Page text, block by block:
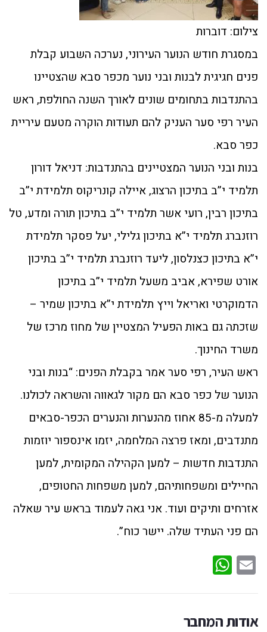
צילום: דוברות
במסגרת חודש הנוער העירוני, נערכה השבוע קבלת
פנים חגיגית לבנות ובני נוער מכפר סבא שהצטיינו
בהתנדבות בתחומים שונים לאורך השנה החולפת, ראש
העיר רפי סער העניק להם תעודות הוקרה מטעם עיריית
כפר סבא.
בנות ובני הנוער המצטיינים בהתנדבות: דניאל דורון
תלמיד י”ב בתיכון הרצוג, איילה קונריקוס תלמידת י”ב
בתיכון רבין, רועי אשר תלמיד י”ב בתיכון תורה ומדע, טל
רוזנברג תלמיד י”א בתיכון גלילי, יעל פסקר תלמידת
י”א בתיכון כצנלסון, ליעד רוזנברג תלמיד י”ב בתיכון
אורט שפירא, אביב משעל תלמיד י”ב בתיכון
הדמוקרטי ואריאל וייץ תלמידת י”א בתיכון שמיר –
שזכתה גם באות הפעיל המצטיין של מחוז מרכז של
משרד החינוך.
ראש העיר, רפי סער אמר בקבלת הפנים: “בנות ובני
הנוער של כפר סבא הם מקור לגאווה והשראה לכולנו.
למעלה מ-85 אחוז מהנערות והנערים הכפר-סבאים
מתנדבים, ומאז פרצה המלחמה, יזמו אינספור יוזמות
התנדבות חדשות – למען הקהילה המקומית, למען
החיילים ומשפחותיהם, למען משפחות החטופים,
אזרחים ותיקים ועוד. אני גאה לעמוד בראש עיר שאלה
הם פני העתיד שלה. יישר כוח”.
Email
אודות המחבר